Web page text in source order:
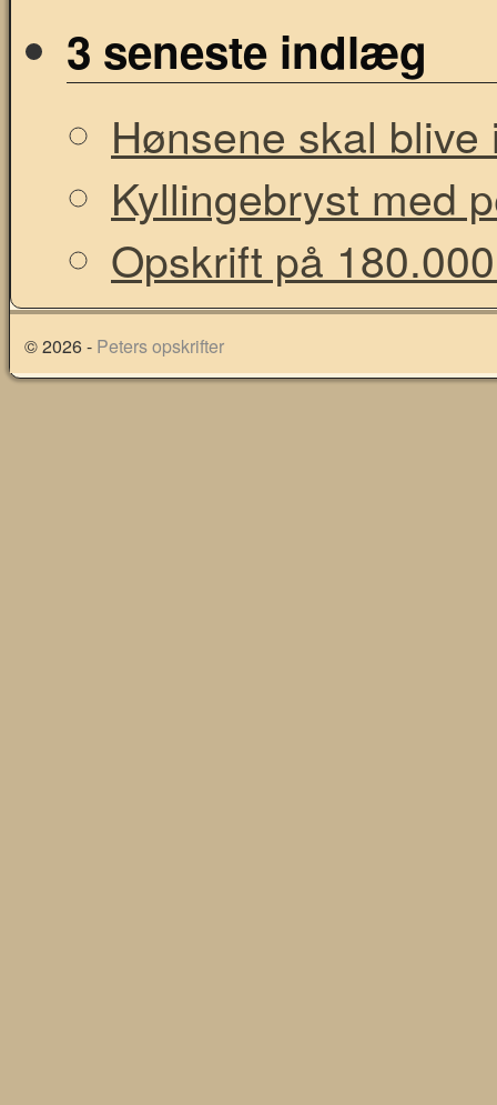
3 seneste indlæg
Hønsene skal
Kyllingebryst med
Opskrift på
© 2026 - Peters opskrifter